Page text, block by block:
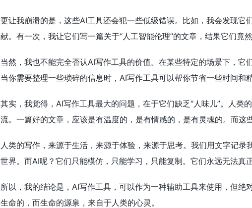
更让我崩溃的是，这些AI工具还会犯一些低级错误。比如，我会发现
献。有一次，我让它们写一篇关于“人工智能伦理”的文章，结果它们竟
当然，我也不能完全否认AI写作工具的价值。在某些特定的场景下，
当你需要整理一些琐碎的信息时，AI写作工具可以帮你节省一些时间和
其实，我觉得，AI写作工具最大的问题，在于它们缺乏“人味儿”。人
流。一篇好的文章，应该是有温度的，是有情感的，是有灵魂的。而这
人类的写作，来源于生活，来源于体验，来源于思考。我们用文字记
世界。而AI呢？它们只能模仿，只能学习，只能复制。它们永远无法真
所以，我的结论是，AI写作工具，可以作为一种辅助工具来使用，但
生命的，而生命的源泉，来自于人类的心灵。